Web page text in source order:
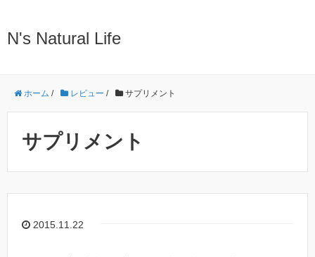
N's Natural Life
ホーム / レビュー / サプリメント
サプリメント
2015.11.22